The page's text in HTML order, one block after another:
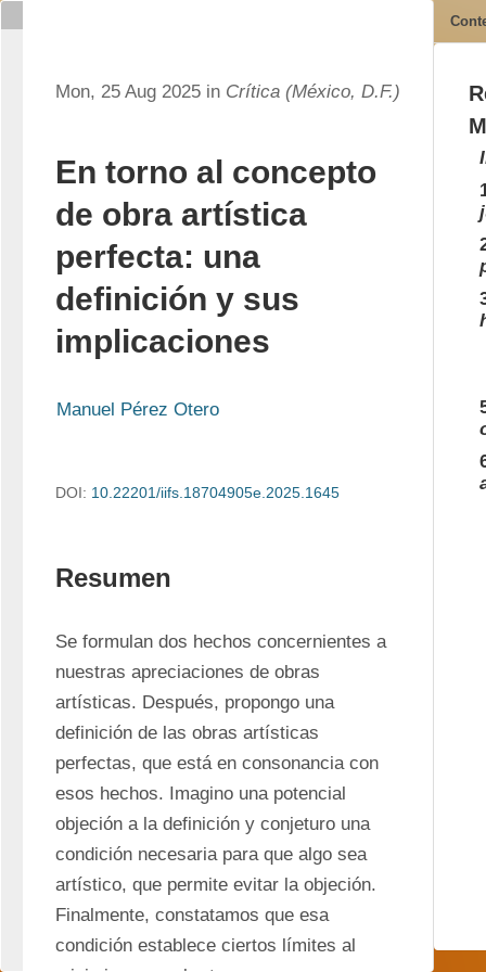
Mon, 25 Aug 2025 in Crítica (México, D.F.)
En torno al concepto
de obra artística
perfecta: una
definición y sus
implicaciones
Manuel Pérez Otero
DOI: 10.22201/iifs.18704905e.2025.1645
Resumen
Se formulan dos hechos concernientes a
nuestras apreciaciones de obras
artísticas. Después, propongo una
definición de las obras artísticas
perfectas, que está en consonancia con
esos hechos. Imagino una potencial
objeción a la definición y conjeturo una
condición necesaria para que algo sea
artístico, que permite evitar la objeción.
Finalmente, constatamos que esa
condición establece ciertos límites al